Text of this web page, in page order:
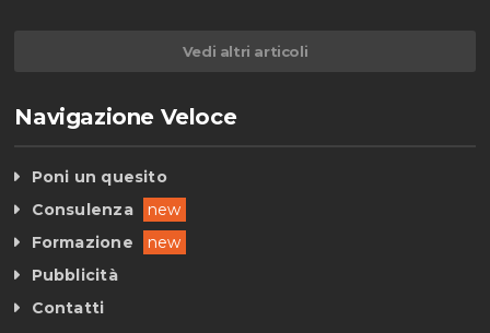
Vedi altri articoli
Navigazione Veloce
Poni un quesito
Consulenza
new
Formazione
new
Pubblicità
Contatti